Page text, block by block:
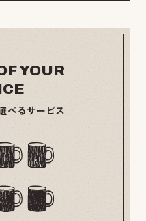
YOUR
べるサービス